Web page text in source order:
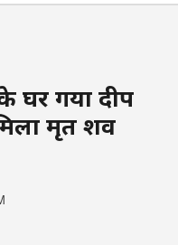
गया प्रदीप
मृत शव